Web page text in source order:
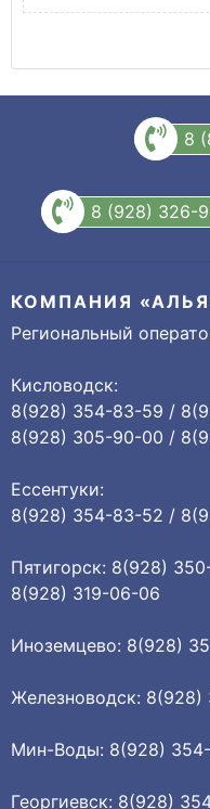
8
8 (928) 326-
КОМПАНИЯ
Региональный
Кисловодск:
8(928) 354-83-59 /
8(928) 305-90-00 /
Ессентуки:
8(928) 354-83-52 /
Пятигорск: 8(928)
8(928) 319-06-06
Иноземцево: 8(928)
Железноводск:
Мин-Воды: 8(928)
Георгиевск: 8(928)